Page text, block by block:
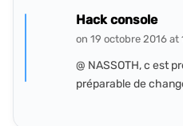
Hack console
on 19 octobre 2016 at
@ NASSOTH, c est
préparable de